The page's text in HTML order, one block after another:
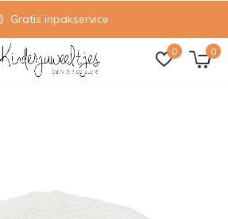
0 0
Gratis inpakservice